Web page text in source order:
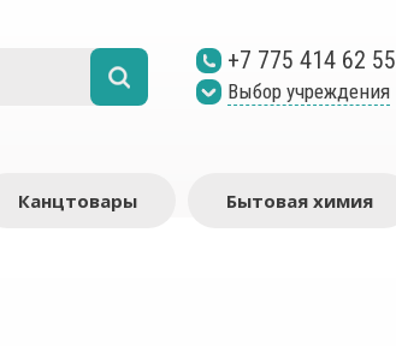
+7 775 414 62 55
Выбор учреждения
Канцтовары Бытовая химия